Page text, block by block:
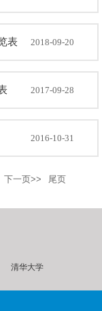
表 2018-09-20
2017-09-28
2016-10-31
下一页>>
尾页
清华大学